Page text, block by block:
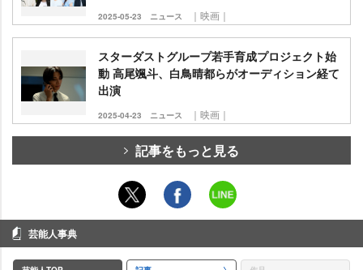
2025-05-23 ニュース ｜映画｜
スターダストグループ若手育成プロジェクト始
動 高尾颯斗、白鳥晴都らがオーディション経て
出演
2025-04-23 ニュース ｜映画｜
記事をもっと見る
芸能人事典